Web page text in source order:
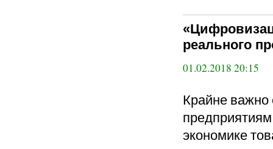
реального
01.02.2018 20:15
Крайне
экономике